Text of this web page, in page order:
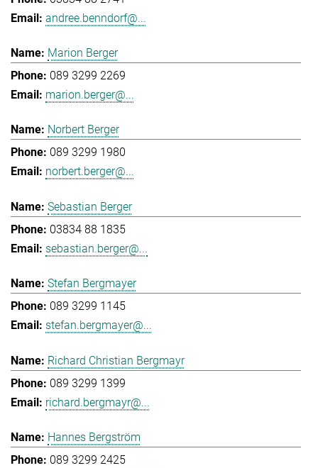
andree.benndorf@...
Marion Berger
089 3299 2269
marion.berger@...
Norbert Berger
089 3299 1980
norbert.berger@...
Sebastian Berger
03834 88 1835
sebastian.berger@...
Stefan Bergmayer
089 3299 1145
stefan.bergmayer@...
Richard Christian Bergmayr
089 3299 1399
richard.bergmayr@...
Hannes Bergström
089 3299 2425